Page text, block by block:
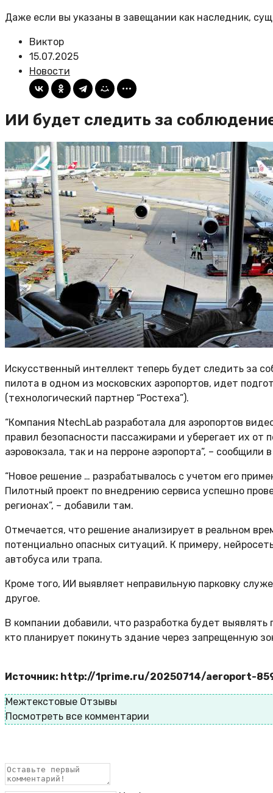
Даже если вы указаны в завещании как наследник,
Виктор
15.07.2025
Новости
ИИ будет следить за
Искусственный интеллект теперь будет следить за
пилота в одном из московских аэропортов, идет
(технологический партнер “Ростеха”).
“Компания NtechLab разработала для аэропортов
правил безопасности пассажирами и уберегает их
аэровокзала, так и на перроне аэропорта”, – сообщили
“Новое решение … разрабатывалось с учетом его
Пилотный проект по внедрению сервиса успешно
регионах”, – добавили там.
Отмечается, что решение анализирует в реальном
потенциально опасных ситуаций. К примеру,
автобуса или трапа.
Кроме того, ИИ выявляет неправильную парковку
другое.
В компании добавили, что разработка будет
кто планирует покинуть здание через запрещенную
Источник: http://1prime.ru/20250714/aeroport-
Межтекстовые Отзывы
Посмотреть все комментарии